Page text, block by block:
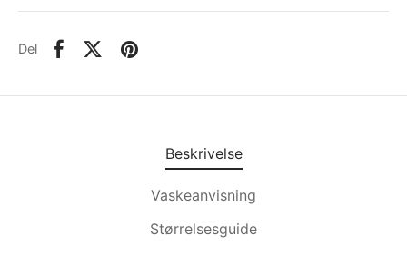
Del
Beskrivelse
Vaskeanvisning
Størrelsesguide